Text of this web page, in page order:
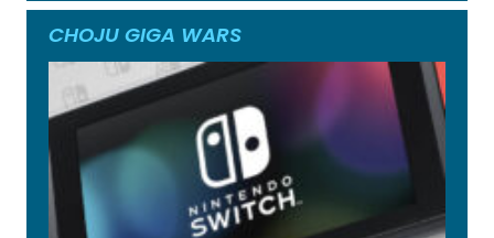
CHOJU GIGA WARS